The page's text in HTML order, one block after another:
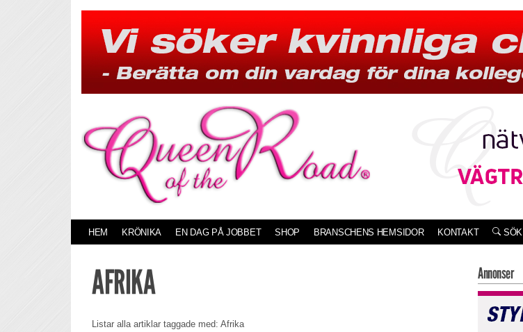
HEM KRÖNIKA EN DAG PÅ JOBBET SHOP BRANSCHENS HEMSIDOR KONTAKT SÖK
AFRIKA
Listar alla artiklar taggade med: Afrika
Annonser